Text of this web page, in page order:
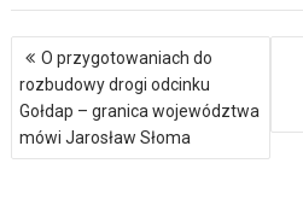
Nawigacja
wpisu
O przygotowaniach do
rozbudowy drogi odcinku
Gołdap – granica województwa
mówi Jarosław Słoma